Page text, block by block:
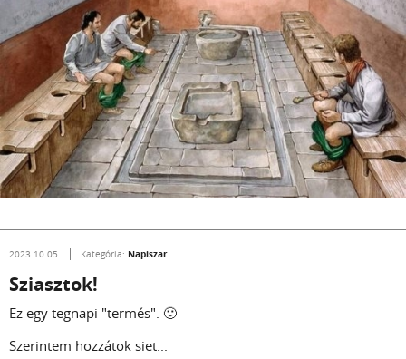
2023.10.05. Kategória: Napiszar
Sziasztok!
Ez egy tegnapi "termés". 🙂
Szerintem hozzátok siet...